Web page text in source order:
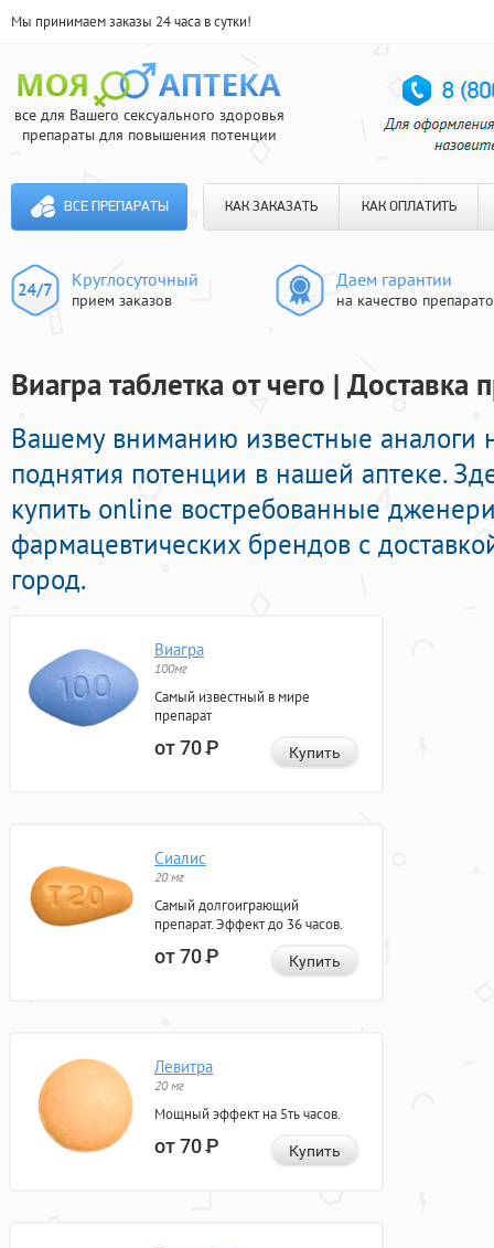
Мы принимаем заказы 24 часа в сутки!
все для Вашего сексуального здоровья
препараты для повышения потенции
ВСЕ ПРЕПАРАТЫ КАК ЗАКАЗАТЬ КАК ОПЛАТИТЬ
Круглосуточный
прием заказов
Даем гарантии
на качество
Виагра таблетка от чего | Доставка
Вашему вниманию известные аналоги
поднятия потенции в нашей аптеке.
купить online востребованные
фармацевтических брендов с
город.
Виагра
100мг
Самый известный в мире
препарат
от 70Р Купить
Сиалис
20 мг
Самый долгоиграющий
препарат. Эффект до 36 часов.
от 70Р Купить
Левитра
20 мг
Мощный эффект на 5ть часов.
от 70Р Купить